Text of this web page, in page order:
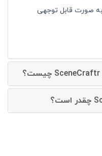
صورت قابل توجهی